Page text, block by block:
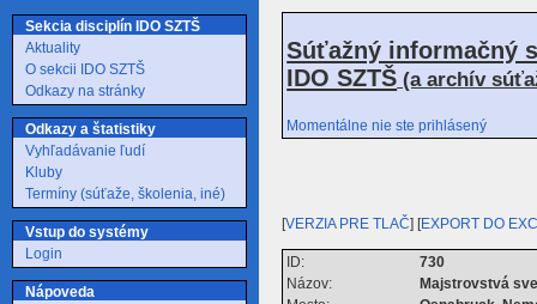
Sekcia disciplín IDO SZTŠ
Aktuality
O sekcii IDO SZTŠ
Odkazy na stránky
Odkazy a štatistiky
Vyhľadávanie ľudí
Kluby
Termíny (súťaže, školenia, iné)
Vstup do systémy
Login
Nápoveda
Súťažný informačný
IDO SZTŠ (a archív
Momentálne nie ste prihlásený
[VERZIA PRE TLAČ] [EXPORT DO
ID:
730
Názov:
Majstrovstvá